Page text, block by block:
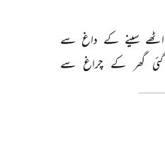
اٹھے سینے کے داغ سے
گئی گھر کے چراغ سے